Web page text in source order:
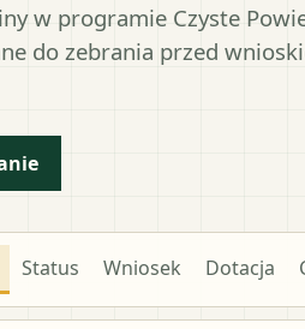
w programie Czyste
do zebrania przed
Status Wniosek Dotacja